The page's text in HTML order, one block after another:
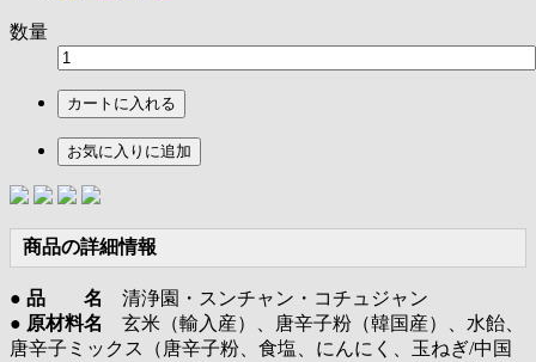
数量
カートに入れる
お気に入りに追加
商品の詳細情報
● 品 名
清浄園・スンチャン・コチュジャン
● 原材料名 玄米（輸入産）、唐辛子粉（韓国産）、水飴、
唐辛子ミックス（唐辛子粉、食塩、にんにく、玉ねぎ/中国